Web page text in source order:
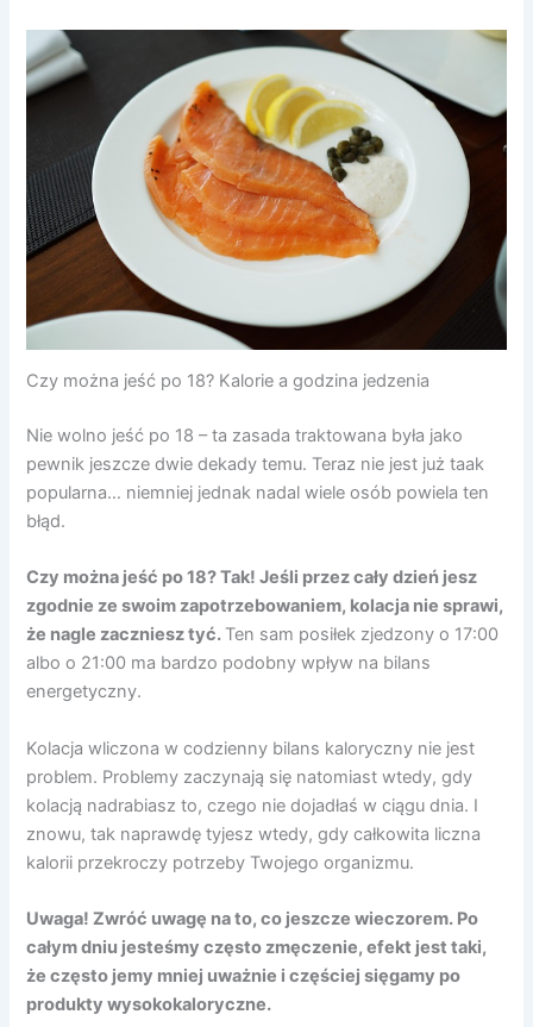
Czy można jeść po 18? Kalorie a godzina jedzenia
Nie wolno jeść po 18 – ta zasada traktowana była jako
pewnik jeszcze dwie dekady temu. Teraz nie jest już taak
popularna… niemniej jednak nadal wiele osób powiela ten
błąd.
Czy można jeść po 18? Tak! Jeśli przez cały dzień jesz
zgodnie ze swoim zapotrzebowaniem, kolacja nie sprawi,
że nagle zaczniesz tyć. Ten sam posiłek zjedzony o 17:00
albo o 21:00 ma bardzo podobny wpływ na bilans
energetyczny.
Kolacja wliczona w codzienny bilans kaloryczny nie jest
problem. Problemy zaczynają się natomiast wtedy, gdy
kolacją nadrabiasz to, czego nie dojadłaś w ciągu dnia. I
znowu, tak naprawdę tyjesz wtedy, gdy całkowita liczna
kalorii przekroczy potrzeby Twojego organizmu.
Uwaga! Zwróć uwagę na to, co jeszcze wieczorem. Po
całym dniu jesteśmy często zmęczenie, efekt jest taki,
że często jemy mniej uważnie i częściej sięgamy po
produkty wysokokaloryczne.